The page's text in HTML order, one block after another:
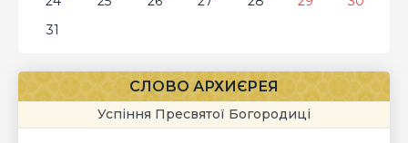
31
СЛОВО АРХИЄРЕЯ
Успіння Пресвятої Богородиці